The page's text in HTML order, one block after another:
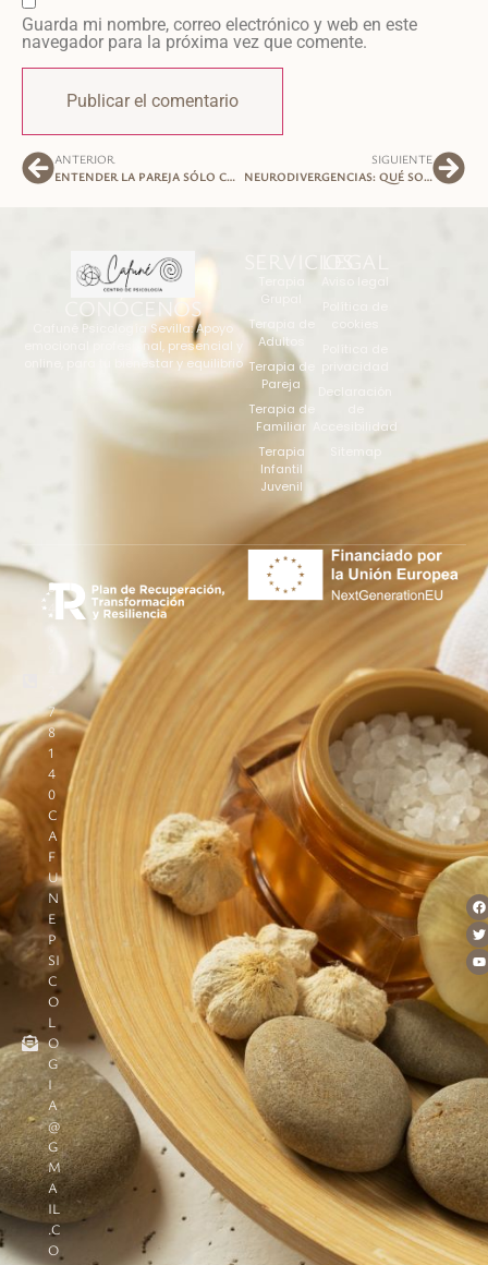
Guarda mi nombre, correo electrónico y web en este
navegador para la próxima vez que comente.
ANTERIOR
ENTENDER LA PAREJA SÓLO COMO DOS PERSONAS, ES REDUCIR MUCHO LA COMPLEJIDAD DEL VÍNCULO; LA REALIDAD ES MUCHO MÁS COMPLEJA.
SIGUIENTE
NEURODIVERGENCIAS: QUÉ SON, CÓMO IDENTIFICARLAS Y HERRAMIENTAS PARA EL BIENESTAR
CONÓCENOS
Cafuné Psicología Sevilla: Apoyo
emocional profesional, presencial y
online, para tu bienestar y equilibrio
SERVICIOS
Terapia de
Adultos
Terapia de
Pareja
Terapia de
Familiar
Terapia
Infantil
Juvenil
Declaración
Accesibilidad
Sitemap
3
7
8
1
4
0
C
A
F
U
N
E
P
SI
C
O
L
O
G
I
A
@
G
M
A
IL
.C
O